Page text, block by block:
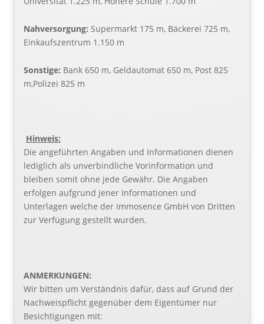
Nahversorgung: Supermarkt 175 m, Bäckerei 725 m,
Einkaufszentrum 1.150 m
Sonstige: Bank 650 m, Geldautomat 650 m, Post 825
m,Polizei 825 m
Hinweis:
Die angeführten Angaben und Informationen dienen
lediglich als unverbindliche Vorinformation und
bleiben somit ohne jede Gewähr. Die Angaben
erfolgen aufgrund jener Informationen und
Unterlagen welche der Immosence GmbH von Dritten
zur Verfügung gestellt wurden.
ANMERKUNGEN:
Wir bitten um Verständnis dafür, dass auf Grund der
Nachweispflicht gegenüber dem Eigentümer nur
Besichtigungen mit: